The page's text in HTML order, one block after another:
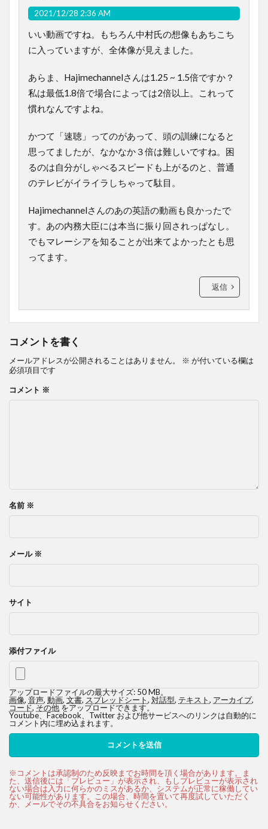
2021/12/28 2:36 AM
いい動画ですね。もちろん中村氏の想像もあちこち
に入っていますが、全体像が見えました。
あらま、Hajimechannelさんは1.25 ~ 1.5倍ですか？
私は最低1.8倍で場合によっては2倍以上。これって
慣れなんですよね。
かつて「速聴」ってのがあって、頭の訓練になると
思ってましたが、なかなか３倍は難しいですね。困
るのは自分がしゃべるスピードも上がるのと、普通
のテレビがイライラしちゃって駄目。
Hajimechannelさんのあの英語の動画も良かったで
す。あの内務大臣には本当に振り回されっぱなし。
でもマレーシアを知ることが出来てよかったとも思
ってます。
返信
コメントを書く
メールアドレスが公開されることはありません。 ※ が付いている欄は
必須項目です
コメント ※
名前 ※
メール ※
サイト
添付ファイル
アップロードファイルの最大サイズ: 50 MB。
画像, 音声, 動画, 文書, スプレッドシート, 対話型, テキスト, アーカイブ,
コード,その他をアップロードできます。
Youtube、Facebook、Twitter および他サービスへのリンクは自動的に
コメント内に埋め込まれます。